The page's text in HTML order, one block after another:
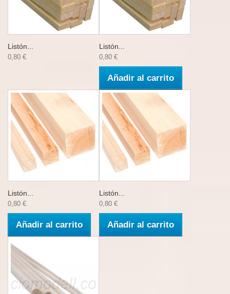
Listón...
0,80 €
Listón...
0,80 €
Añadir al carrito
Listón...
0,80 €
Añadir al carrito
Listón...
0,80 €
Añadir al carrito